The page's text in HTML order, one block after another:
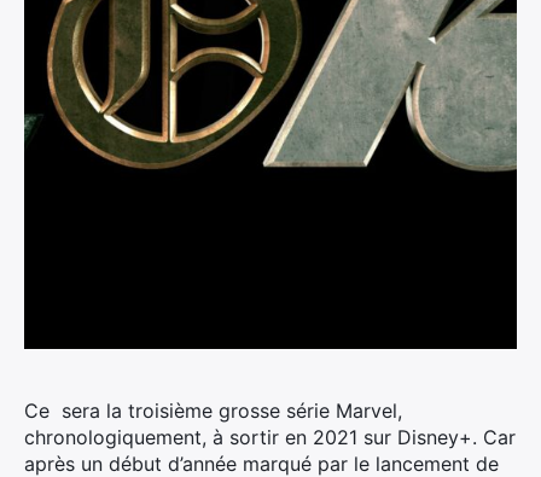
Ce sera la troisième grosse série Marvel,
chronologiquement, à sortir en 2021 sur Disney+. Car
après un début d’année marqué par le lancement de